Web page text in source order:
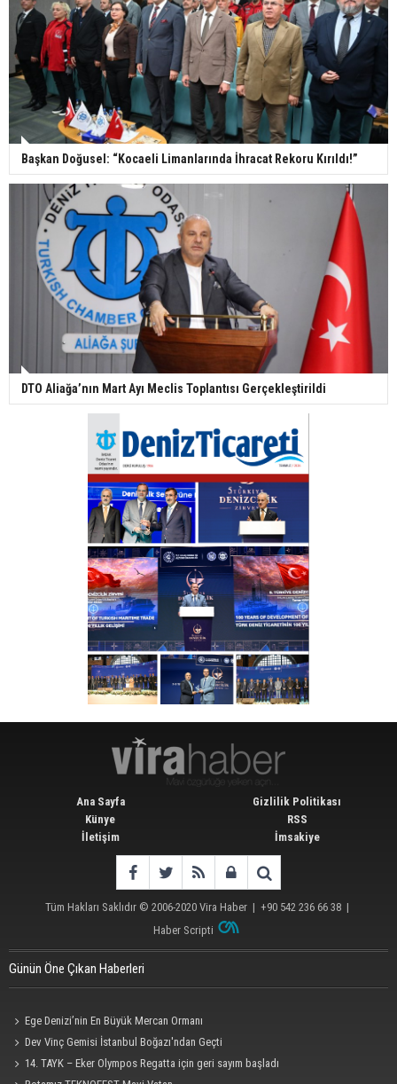
Başkan Doğusel: “Kocaeli Limanlarında İhracat Rekoru Kırıldı!”
DTO Aliağa’nın Mart Ayı Meclis Toplantısı Gerçekleştirildi
Ana Sayfa
Künye
İletişim
Gizlilik Politikası
RSS
İmsakiye
Tüm Hakları Saklıdır © 2006-2020 Vira Haber | +90 542 236 66 38 |
Haber Scripti
Günün Öne Çıkan Haberleri
Ege Denizi’nin En Büyük Mercan Ormanı
Dev Vinç Gemisi İstanbul Boğazı'ndan Geçti
14. TAYK – Eker Olympos Regatta için geri sayım başladı